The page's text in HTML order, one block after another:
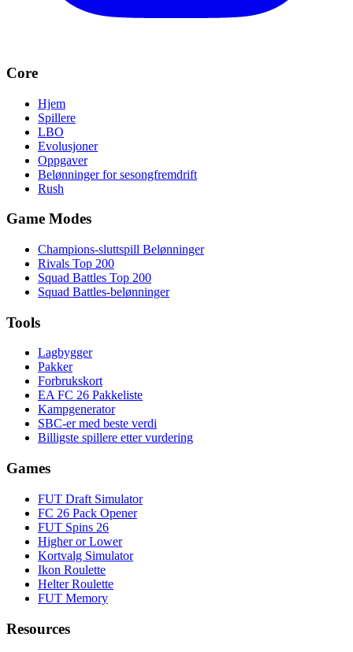
Core
Hjem
Spillere
LBO
Evolusjoner
Oppgaver
Belønninger for sesongfremdrift
Rush
Game Modes
Champions-sluttspill Belønninger
Rivals Top 200
Squad Battles Top 200
Squad Battles-belønninger
Tools
Lagbygger
Pakker
Forbrukskort
EA FC 26 Pakkeliste
Kampgenerator
SBC-er med beste verdi
Billigste spillere etter vurdering
Games
FUT Draft Simulator
FC 26 Pack Opener
FUT Spins 26
Higher or Lower
Kortvalg Simulator
Ikon Roulette
Helter Roulette
FUT Memory
Resources